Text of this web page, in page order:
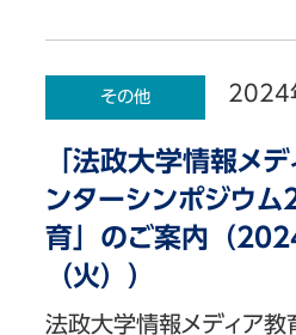
その他 2024
「法政大学情報メ
ンターシンポジウ
育」のご案内（
（火））
法政大学情報メディア教